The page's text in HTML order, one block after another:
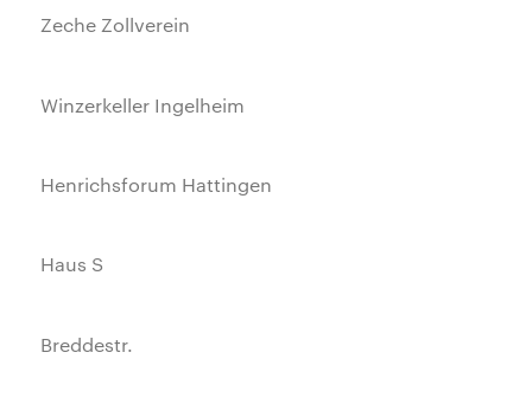
Zeche Zollverein
Winzerkeller Ingelheim
Henrichsforum Hattingen
Haus S
Breddestr.